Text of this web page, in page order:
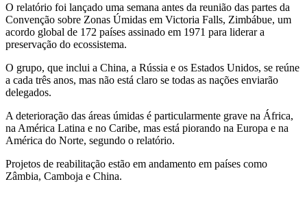
O relatório foi lançado uma semana antes da reunião das partes da
Convenção sobre Zonas Úmidas em Victoria Falls, Zimbábue, um
acordo global de 172 países assinado em 1971 para liderar a
preservação do ecossistema.
O grupo, que inclui a China, a Rússia e os Estados Unidos, se reúne
a cada três anos, mas não está claro se todas as nações enviarão
delegados.
A deterioração das áreas úmidas é particularmente grave na África,
na América Latina e no Caribe, mas está piorando na Europa e na
América do Norte, segundo o relatório.
Projetos de reabilitação estão em andamento em países como
Zâmbia, Camboja e China.